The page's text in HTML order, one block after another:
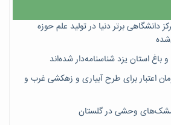
تهران در جمع ۳ مرکز دانشگاهی برتر دنیا در تولید علم حوزه
تومان اعتبار برای طرح آبیاری و زهکشی غرب و
وحشی در گلستان